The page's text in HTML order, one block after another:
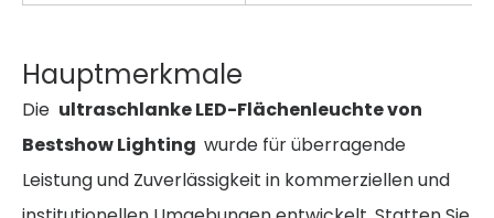
Hauptmerkmale
Die ultraschlanke LED-Flächenleuchte von
Bestshow Lighting wurde für überragende
Leistung und Zuverlässigkeit in kommerziellen und